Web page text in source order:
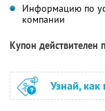
Информацию по
компании
Купон действителен
Узнай, как